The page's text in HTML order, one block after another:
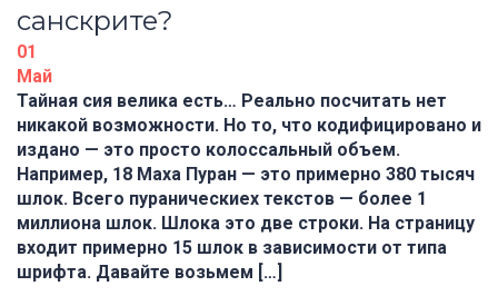
санскрите?
01
Май
Тайная сия велика есть… Реально посчитать нет
никакой возможности. Но то, что кодифицировано и
издано — это просто колоссальный объем.
Например, 18 Маха Пуран — это примерно 380 тысяч
шлок. Всего пураническиех текстов — более 1
миллиона шлок. Шлока это две строки. На страницу
входит примерно 15 шлок в зависимости от типа
шрифта. Давайте возьмем […]